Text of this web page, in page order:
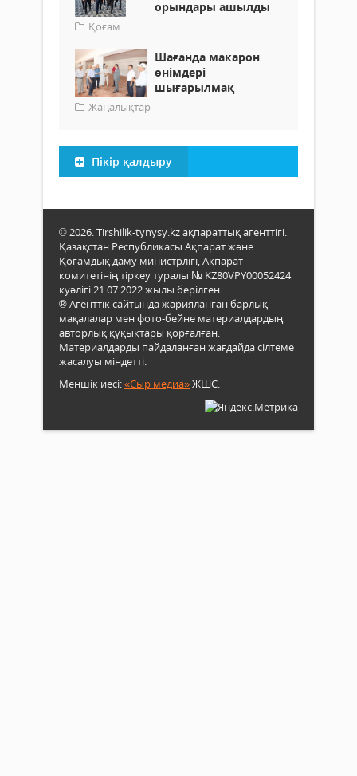
орындары ашылды
Қоғам
Шағанда макарон
өнімдері
шығарылмақ
Жаңалықтар
Пікір қалдыру
© 2026. Tirshilik-tynysy.kz ақпараттық агенттігі.
Қазақстан Республикасы Ақпарат және
Қоғамдық даму министрлігі, Ақпарат
комитетінің тіркеу туралы № KZ80VPY00052424
куәлігі 21.07.2022 жылы берілген.
® Агенттік сайтында жарияланған барлық
мақалалар мен фото-бейне материалдардың
авторлық құқықтары қорғалған.
Материалдарды пайдаланған жағдайда сілтеме
жасалуы міндетті.
Меншік иесі:«Сыр медиа»ЖШС.